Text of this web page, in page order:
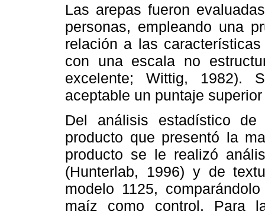
Las arepas fueron
personas, empleando una
relación a las
con una escala no
excelente; Wittig, 1982).
aceptable un puntaje
Del análisis estadístico
producto que presentó la
producto se le realizó
(Hunterlab, 1996) y de
modelo 1125,
maíz como control. Para